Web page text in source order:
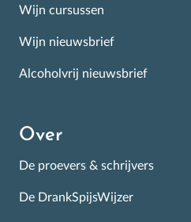
Wijn cursussen
Wijn nieuwsbrief
Alcoholvrij nieuwsbrief
Over
De proevers & schrijvers
De DrankSpijsWijzer